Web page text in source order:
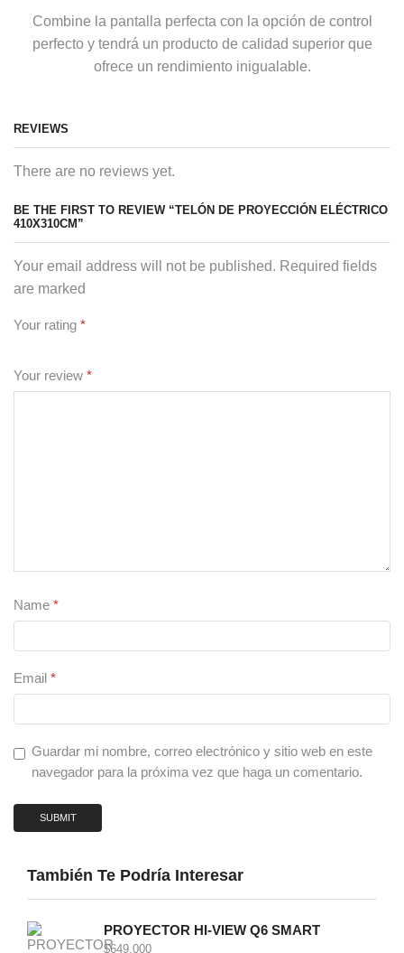
Combine la pantalla perfecta con la opción de control
perfecto y tendrá un producto de calidad superior que
ofrece un rendimiento inigualable.
REVIEWS
There are no reviews yet.
BE THE FIRST TO REVIEW “TELÓN DE PROYECCIÓN ELÉCTRICO
410X310CM”
Your email address will not be published. Required fields
are marked
Your rating *
Your review *
Name *
Email *
Guardar mi nombre, correo electrónico y sitio web en este
navegador para la próxima vez que haga un comentario.
También Te Podría Interesar
PROYECTOR HI-VIEW Q6 SMART
$649,000